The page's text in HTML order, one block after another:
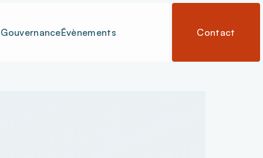
GouvernanceÉvènements Contact